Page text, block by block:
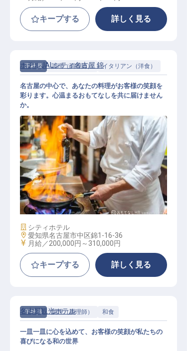
キープする 詳しく見る
正社員 調理（調理師） イタリアン（洋食）
調理
ホテルJALシティ名古屋 錦
名古屋の中心で、あなたの料理がお客様の笑顔を
彩ります。心温まるおもてなしを共に届けません
か。
施設業態
シティホテル
勤務地
愛知県名古屋市中区錦1-16-36
給与
月給／200,000円～ 310,000円
キープする 詳しく見る
正社員 調理（調理師） 和食
名古屋観光ホテル
一皿一皿に心を込めて、お客様の笑顔が私たちの
喜びになる和の世界